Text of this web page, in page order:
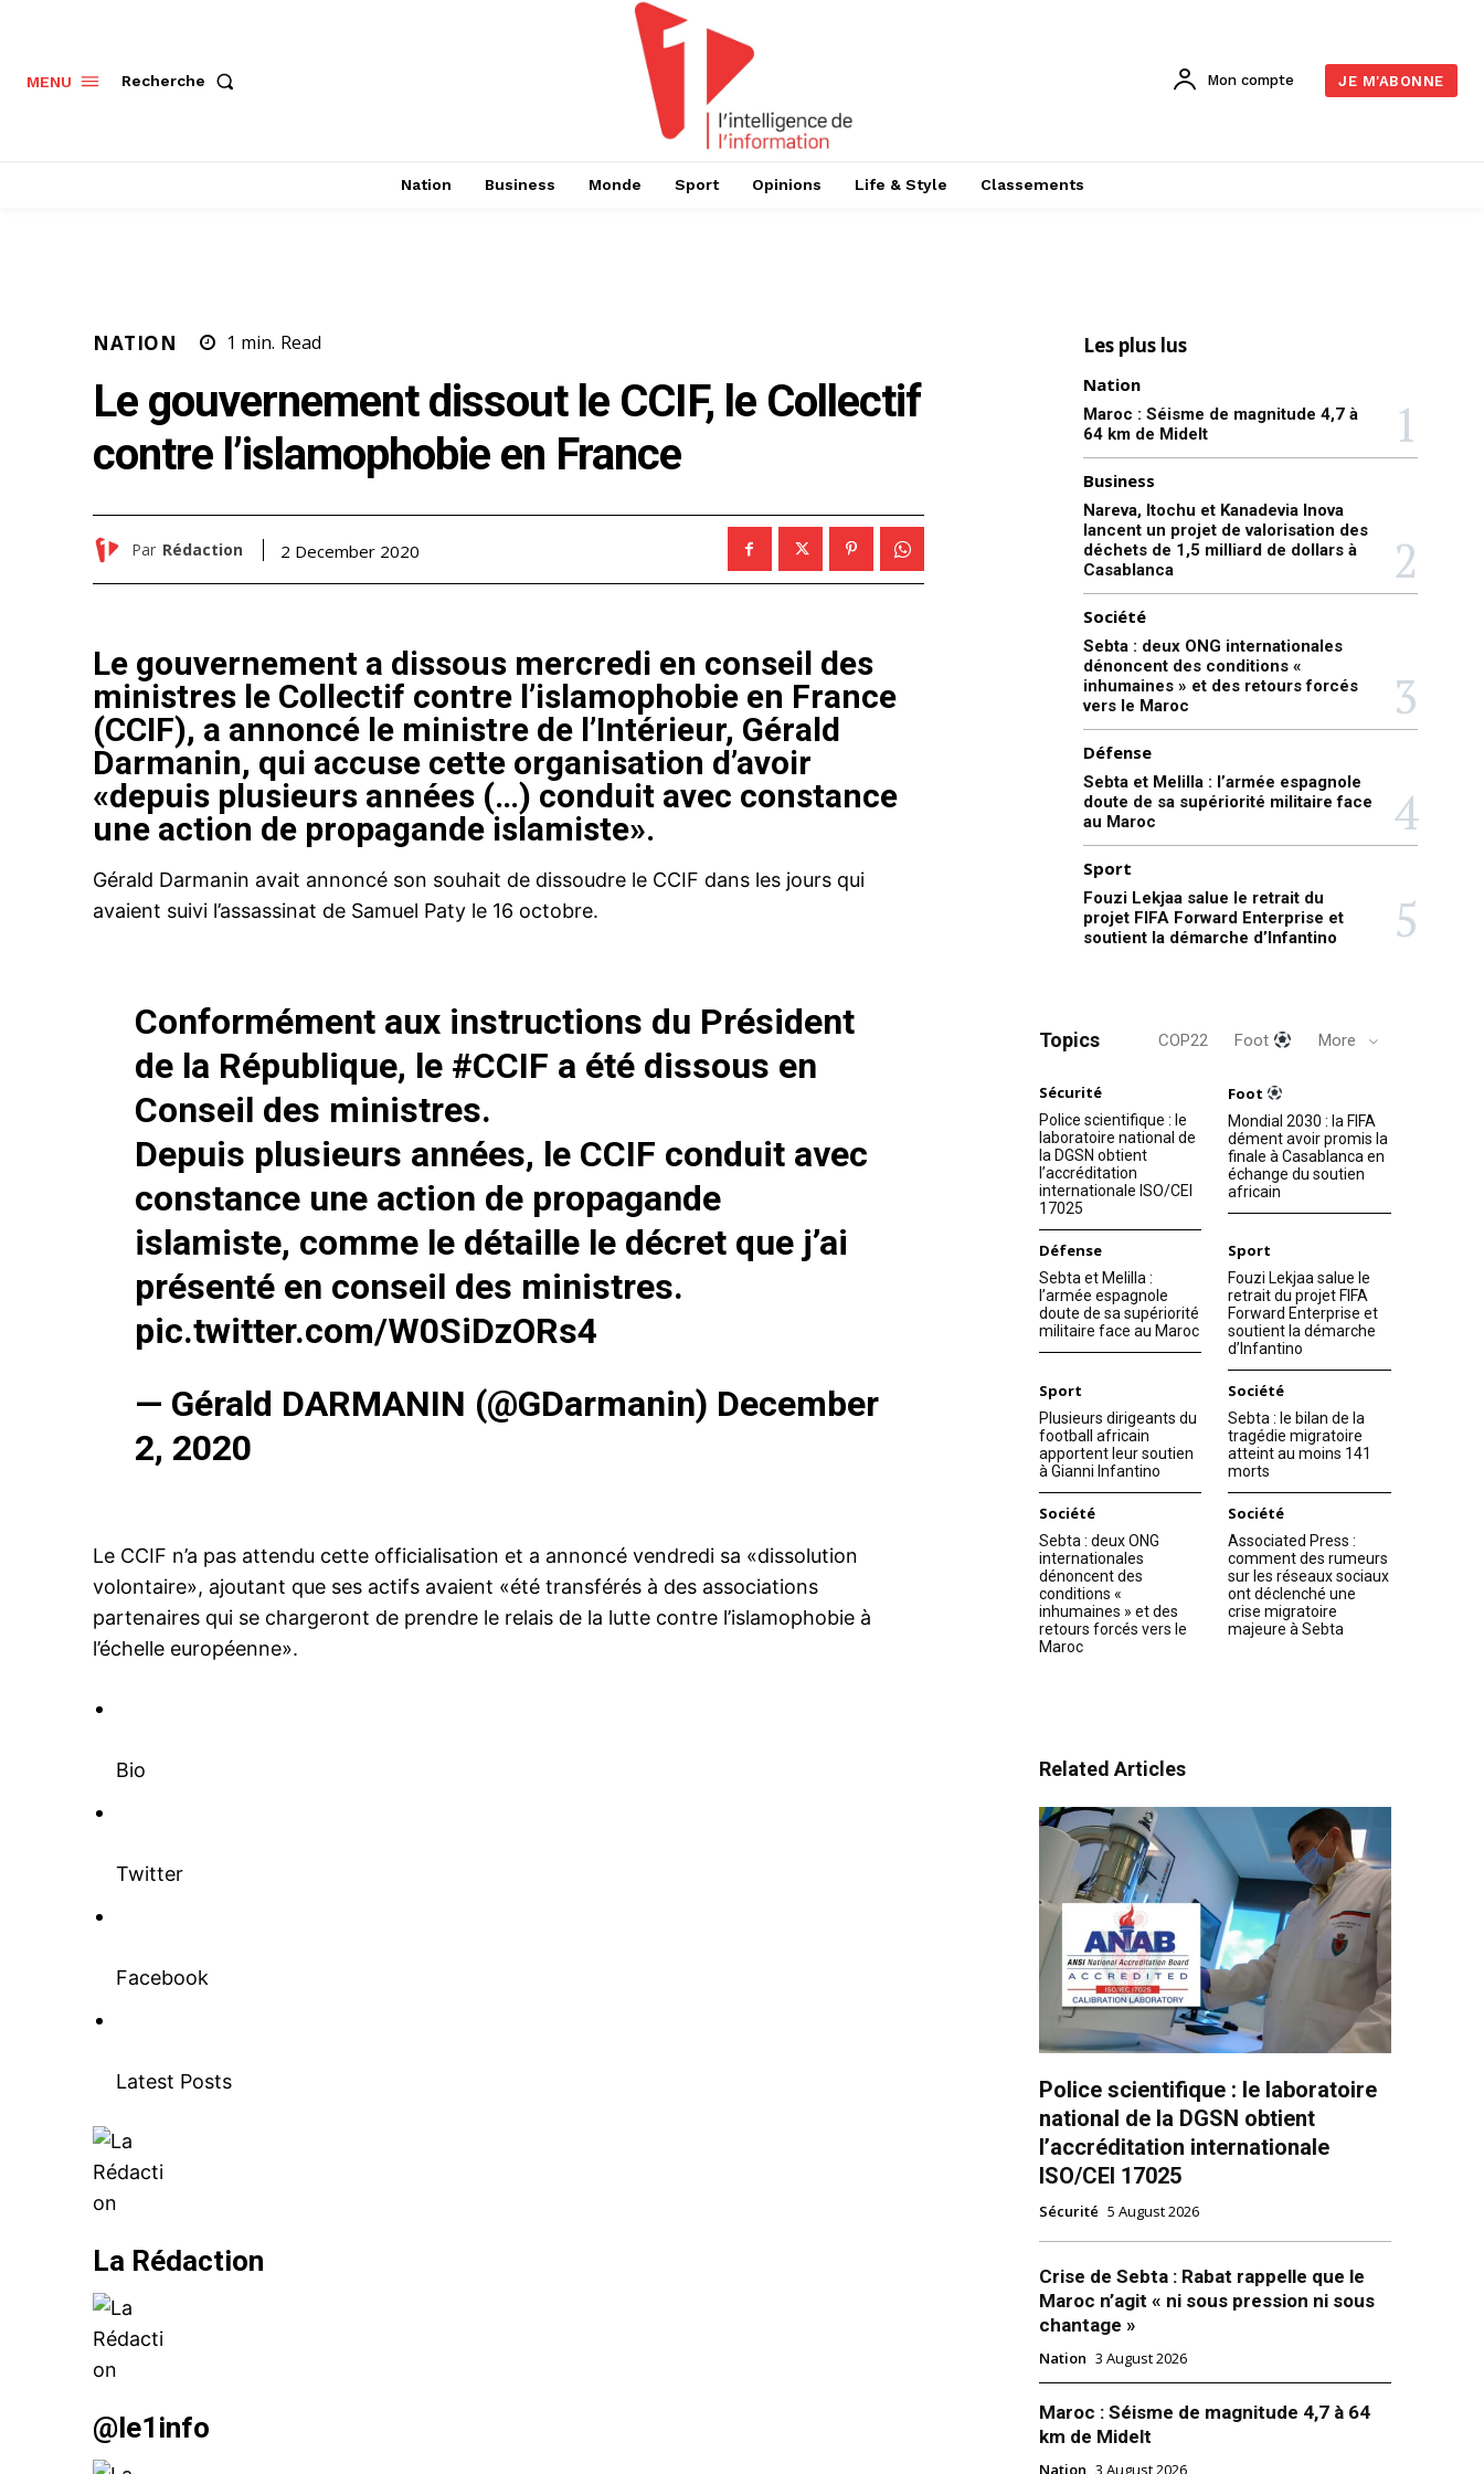
MENU Recherche Mon compte JE M'ABONNE
Nation Business Monde Sport Opinions Life & Style Classements
NATION 1 min. Read
Le gouvernement dissout le CCIF, le Collectif
contre l’islamophobie en France
Par Rédaction 2 December 2020
Le gouvernement a dissous mercredi en conseil des
ministres le Collectif contre l’islamophobie en France
(CCIF), a annoncé le ministre de l’Intérieur, Gérald
Darmanin, qui accuse cette organisation d’avoir
«depuis plusieurs années (…) conduit avec constance
une action de propagande islamiste».
Gérald Darmanin avait annoncé son souhait de dissoudre le CCIF dans les jours qui
avaient suivi l’assassinat de Samuel Paty le 16 octobre.
Conformément aux instructions du Président
de la République, le #CCIF a été dissous en
Conseil des ministres.
Depuis plusieurs années, le CCIF conduit avec
constance une action de propagande
islamiste, comme le détaille le décret que j’ai
présenté en conseil des ministres.
pic.twitter.com/W0SiDzORs4
— Gérald DARMANIN (@GDarmanin) December
2, 2020
Le CCIF n’a pas attendu cette officialisation et a annoncé vendredi sa «dissolution
volontaire», ajoutant que ses actifs avaient «été transférés à des associations
partenaires qui se chargeront de prendre le relais de la lutte contre l’islamophobie à
l’échelle européenne».
Bio
Twitter
Facebook
Latest Posts
La Rédaction
@le1info
Les plus lus
Nation
Maroc : Séisme de magnitude 4,7 à
64 km de Midelt
Business
Nareva, Itochu et Kanadevia Inova
lancent un projet de valorisation des
déchets de 1,5 milliard de dollars à
Casablanca
Société
Sebta : deux ONG internationales
dénoncent des conditions «
inhumaines » et des retours forcés
vers le Maroc
Défense
Sebta et Melilla : l’armée espagnole
doute de sa supériorité militaire face
au Maroc
Sport
Fouzi Lekjaa salue le retrait du
projet FIFA Forward Enterprise et
soutient la démarche d’Infantino
Topics COP22 Foot More
Sécurité
Police scientifique : le
laboratoire national de
la DGSN obtient
l’accréditation
internationale ISO/CEI
17025
Foot
Mondial 2030 : la FIFA
dément avoir promis la
finale à Casablanca en
échange du soutien
africain
Défense
Sebta et Melilla :
l’armée espagnole
doute de sa supériorité
militaire face au Maroc
Sport
Fouzi Lekjaa salue le
retrait du projet FIFA
Forward Enterprise et
soutient la démarche
d’Infantino
Sport
Plusieurs dirigeants du
football africain
apportent leur soutien
à Gianni Infantino
Société
Sebta : le bilan de la
tragédie migratoire
atteint au moins 141
morts
Société
Sebta : deux ONG
internationales
dénoncent des
conditions «
inhumaines » et des
retours forcés vers le
Maroc
Société
Associated Press :
comment des rumeurs
sur les réseaux sociaux
ont déclenché une
crise migratoire
majeure à Sebta
Related Articles
Police scientifique : le laboratoire
national de la DGSN obtient
l’accréditation internationale
ISO/CEI 17025
Sécurité 5 August 2026
Crise de Sebta : Rabat rappelle que le
Maroc n’agit « ni sous pression ni sous
chantage »
Nation 3 August 2026
Maroc : Séisme de magnitude 4,7 à 64
km de Midelt